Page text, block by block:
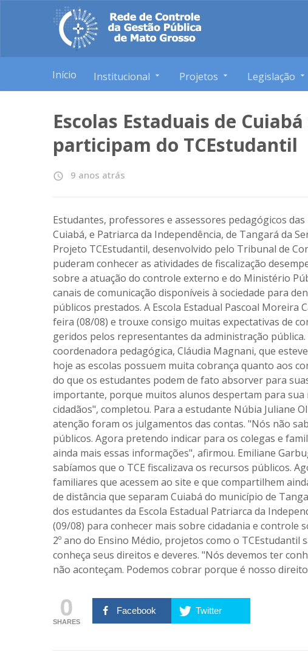
Início Institucional Projetos Legislação
Escolas Estaduais de
participam do TCEstudantil
access_time 9 anos atrás
Estudantes, professores e assessores pedagógicos
Cuiabá, e Patriarca da Independência, de Tangará da
Projeto TCEstudantil, desenvolvido pelo Tribunal de
puderam conhecer as atividades de fiscalização
sobre a atuação do controle externo e do Ministério
canais de comunicação disponíveis à sociedade para
públicos prestados. A Escola Estadual Pascoal Moreira
feira (08/08) e trouxe consigo muitas expectativas de
geridos pelos representantes da administração
coordenadora pedagógica, Cláudia Magnani, que
hoje as escolas possuem muita cobrança quanto aos
do que os estudantes podem de fato absorver para
importante, porque muitos alunos despertam para sua
cidadãos", completou. Para a estudante Núbia Juliane
atenção foram os julgamentos das contas. "Nós não
públicos. Agora pretendo indicar para os colegas e
ainda mais essas informações", afirmou. Emiliane
sabíamos que o TCE fiscalizava os recursos públicos.
familiares que acessem ao site e que compartilhem
de distância que separam Cuiabá do município de
dos estudantes da Escola Estadual Patriarca da
(09/08) para conhecer mais sobre cidadania e controle
2º ano do Ensino Médio, projetos como o
conheça seus direitos e deveres. "Nós devemos ter
não aconteçam. Podemos cobrar porque é nosso
0
SHARES
Facebook Twitter